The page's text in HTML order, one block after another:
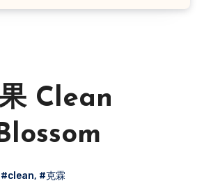
Clean
#clean, #克霖